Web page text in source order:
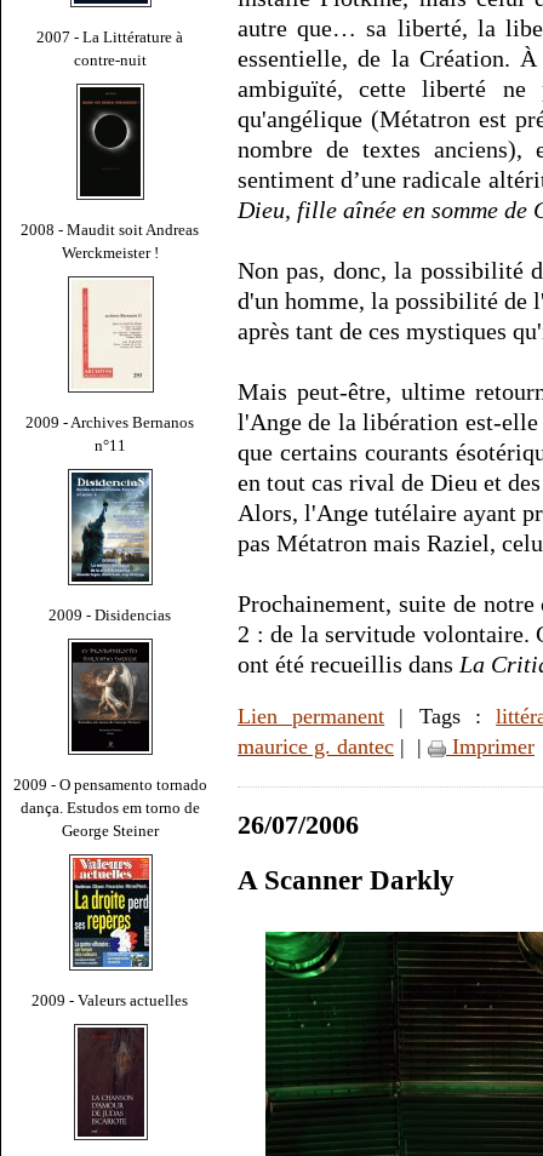
2007 - La Littérature à
contre-nuit
2008 - Maudit soit Andreas
Werckmeister !
2009 - Archives Bernanos
n°11
2009 - Disidencias
2009 - O pensamento tornado
dança. Estudos em torno de
George Steiner
2009 - Valeurs actuelles
autre que… sa liberté, la
essentielle, de la Création.
ambiguïté, cette liberté ne
qu'angélique (Métatron est
nombre de textes anciens),
sentiment d’une radicale
Dieu, fille aînée en somme de
Non pas, donc, la possibilité
d'un homme, la possibilité de
après tant de ces mystiques
Mais peut-être, ultime
l'Ange de la libération est-
que certains courants
en tout cas rival de Dieu et
Alors, l'Ange tutélaire ayant
pas Métatron mais Raziel,
Prochainement, suite de
2 : de la servitude volontaire.
ont été recueillis dans La
Lien permanent | Tags :
maurice g. dantec | | Imprimer
26/07/2006
A Scanner Darkly